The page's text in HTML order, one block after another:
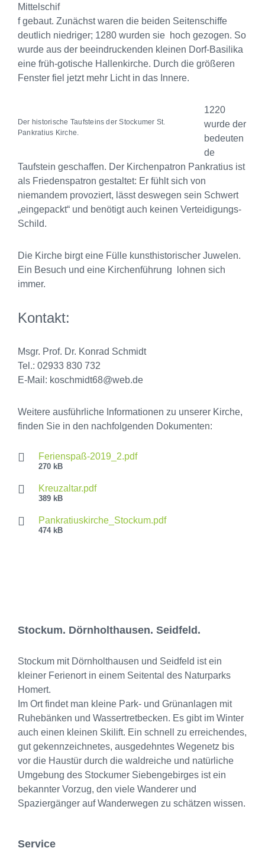
Mittelschif
f gebaut. Zunächst waren die beiden Seitenschiffe
deutlich niedriger; 1280 wurden sie hoch gezogen. So
wurde aus der beeindruckenden kleinen Dorf-Basilika
eine früh-gotische Hallenkirche. Durch die größeren
Fenster fiel jetzt mehr Licht in das Innere.
Der historische Taufsteins der Stockumer St.
Pankratius Kirche.
1220
wurde der
bedeuten
de
Taufstein geschaffen. Der Kirchenpatron Pankratius ist
als Friedenspatron gestaltet: Er fühlt sich von
niemandem provoziert, lässt deswegen sein Schwert
„eingepackt“ und benötigt auch keinen Verteidigungs-
Schild.
Die Kirche birgt eine Fülle kunsthistorischer Juwelen.
Ein Besuch und eine Kirchenführung lohnen sich
immer.
Kontakt:
Msgr. Prof. Dr. Konrad Schmidt
Tel.: 02933 830 732
E-Mail: koschmidt68@web.de
Weitere ausführliche Informationen zu unserer Kirche,
finden Sie in den nachfolgenden Dokumenten:
Ferienspaß-2019_2.pdf
270 kB
Kreuzaltar.pdf
389 kB
Pankratiuskirche_Stockum.pdf
474 kB
Stockum. Dörnholthausen. Seidfeld.
Stockum mit Dörnholthausen und Seidfeld ist ein
kleiner Ferienort in einem Seitental des Naturparks
Homert.
Im Ort findet man kleine Park- und Grünanlagen mit
Ruhebänken und Wassertretbecken. Es gibt im Winter
auch einen kleinen Skilift. Ein schnell zu erreichendes,
gut gekennzeichnetes, ausgedehntes Wegenetz bis
vor die Haustür durch die waldreiche und natürliche
Umgebung des Stockumer Siebengebirges ist ein
bekannter Vorzug, den viele Wanderer und
Spaziergänger auf Wanderwegen zu schätzen wissen.
Service